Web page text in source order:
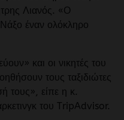
Λιανός. «Ο
έναν ολόκληρο
και οι νικητές του
τους ταξιδιώτες
τους», είπε η κ.
του TripAdvisor.